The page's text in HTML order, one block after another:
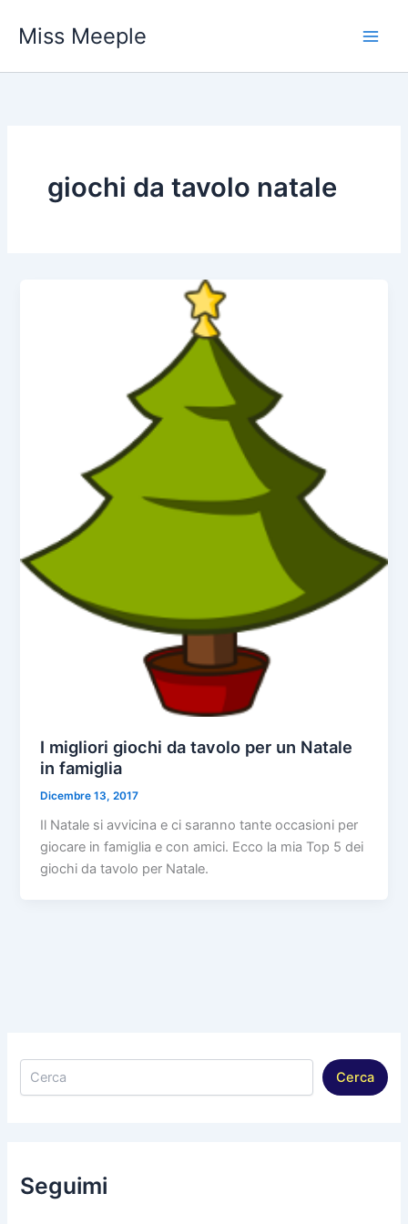
Miss Meeple
giochi da tavolo natale
I migliori giochi da tavolo per un Natale
in famiglia
Dicembre 13, 2017
Il Natale si avvicina e ci saranno tante occasioni per
giocare in famiglia e con amici. Ecco la mia Top 5 dei
giochi da tavolo per Natale.
Cerca
Cerca
Seguimi